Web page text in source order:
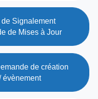
Signalement
de Mises à Jour
de création
évènement